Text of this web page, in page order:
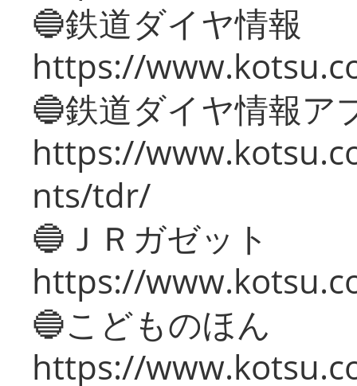
🔵鉄道ダイヤ情報
https://
🔵鉄道ダイヤ情報ア
https://
nts/tdr/
🔵ＪＲガゼット
https://
🔵こどものほん
https://